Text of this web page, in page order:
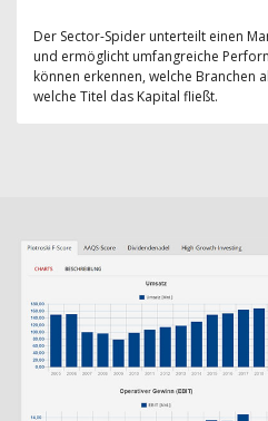
Der Sector-Spider unterteilt einen
und ermöglicht umfangreiche
können erkennen, welche Branchen
welche Titel das Kapital fließt.